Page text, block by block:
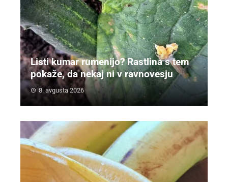
Listi kumar rumenijo? Rastlina s tem
pokaže, da nekaj ni v ravnovesju
8. avgusta 2026